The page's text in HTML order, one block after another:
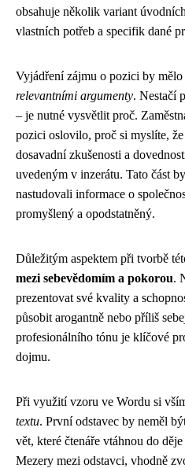
obsahuje několik variant
vlastních potřeb a specifik dané
Vyjádření zájmu o pozici by
relevantními argumenty. Nestačí
– je nutné vysvětlit proč.
pozici oslovilo, proč si myslíte,
dosavadní zkušenosti a
uvedeným v inzerátu. Tato část
nastudovali informace o
promyšlený a opodstatněný.
Důležitým aspektem při tvorbě
mezi sebevědomím a pokorou.
prezentovat své kvality a
působit arogantně nebo příliš
profesionálního tónu je klíčové
dojmu.
Při využití vzoru ve Wordu si
textu. První odstavec by neměl
vět, které čtenáře vtáhnou do
Mezery mezi odstavci, vhodně